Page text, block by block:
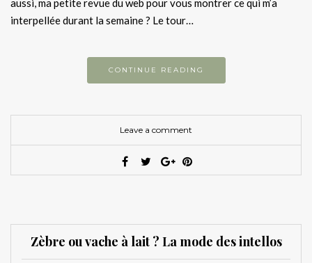
aussi, ma petite revue du web pour vous montrer ce qui m’a
interpellée durant la semaine ? Le tour…
CONTINUE READING
Leave a comment
Zèbre ou vache à lait ? La mode des intellos